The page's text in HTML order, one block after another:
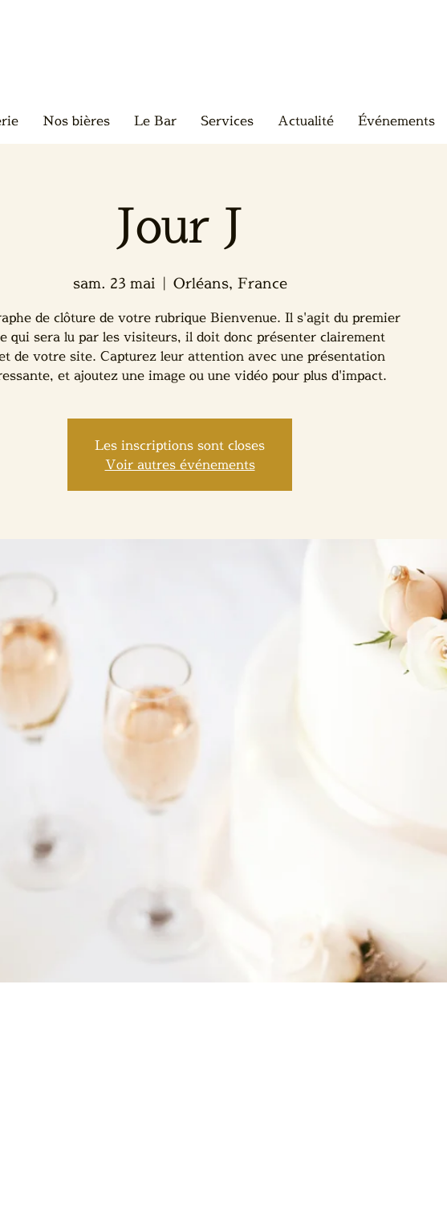
Nos bières Le Bar Services Actualité Événements
Jour J
sam. 23 mai
  |
Orléans, France
de clôture de votre rubrique Bienvenue. Il s'agit du premier
qui sera lu par les visiteurs, il doit donc présenter clairement
de votre site. Capturez leur attention avec une présentation
et ajoutez une image ou une vidéo pour plus d'impact.
Les inscriptions sont closes
Voir autres événements